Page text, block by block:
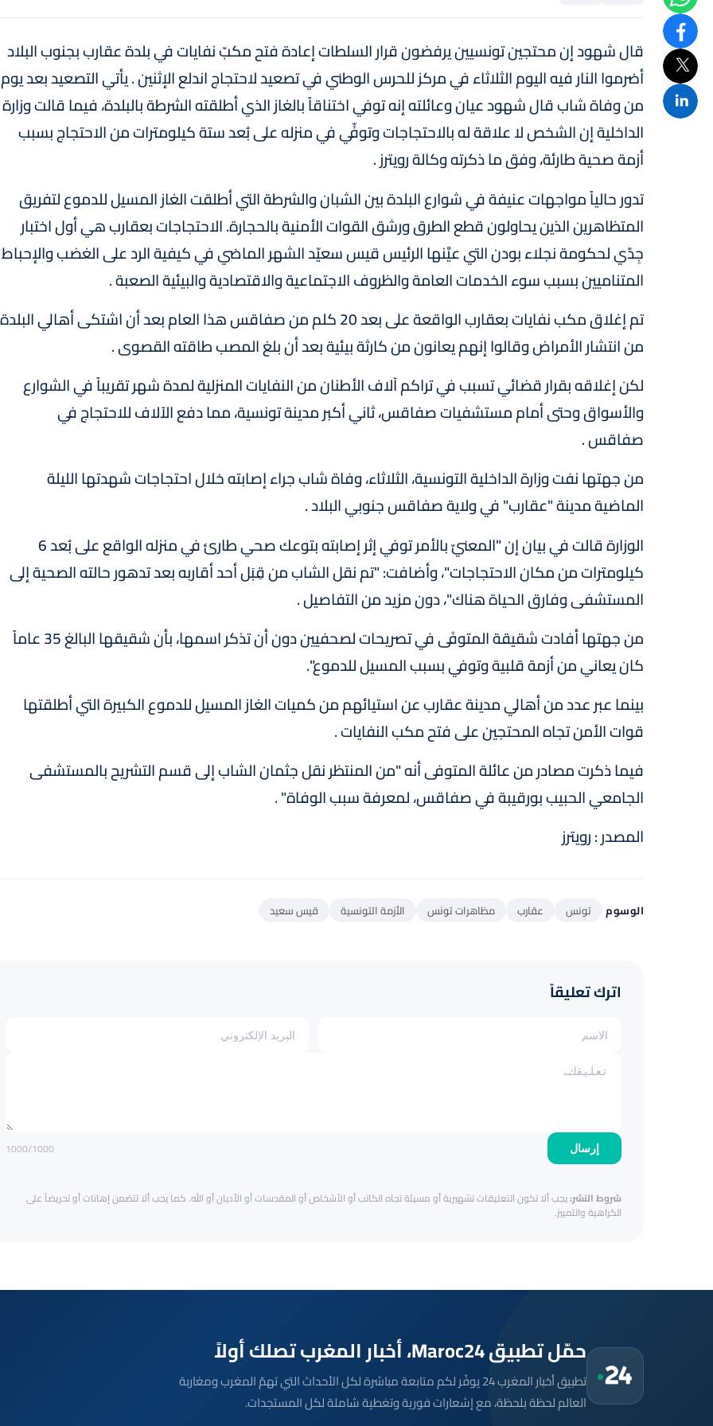
قال شهود إن محتجين تونسيين يرفضون قرار السلطات إعادة فتح مكبّ نفايات في بلدة عقارب بجنوب البلاد
أضرموا النار فيه اليوم الثلاثاء في مركز للحرس الوطني في تصعيد لاحتجاج اندلع الإثنين . يأتي التصعيد بعد يوم
من وفاة شاب قال شهود عيان وعائلته إنه توفي اختناقاً بالغاز الذي أطلقته الشرطة بالبلدة، فيما قالت وزارة
الداخلية إن الشخص لا علاقة له بالاحتجاجات وتوفِّي في منزله على بُعد ستة كيلومترات من الاحتجاج بسبب
أزمة صحية طارئة، وفق ما ذكرته وكالة رويترز .
تدور حالياً مواجهات عنيفة في شوارع البلدة بين الشبان والشرطة التي أطلقت الغاز المسيل للدموع لتفريق
المتظاهرين الذين يحاولون قطع الطرق ورشق القوات الأمنية بالحجارة. الاحتجاجات بعقارب هي أول اختبار
جِدّي لحكومة نجلاء بودن التي عيَّنها الرئيس قيس سعيّد الشهر الماضي في كيفية الرد على الغضب والإحباط
المتناميين بسبب سوء الخدمات العامة والظروف الاجتماعية والاقتصادية والبيئية الصعبة .
تم إغلاق مكب نفايات بعقارب الواقعة على بعد 20 كلم من صفاقس هذا العام بعد أن اشتكى أهالي البلدة
من انتشار الأمراض وقالوا إنهم يعانون من كارثة بيئية بعد أن بلغ المصب طاقته القصوى .
لكن إغلاقه بقرار قضائي تسبب في تراكم آلاف الأطنان من النفايات المنزلية لمدة شهر تقريباً في الشوارع
والأسواق وحتى أمام مستشفيات صفاقس، ثاني أكبر مدينة تونسية، مما دفع الآلاف للاحتجاج في
صفاقس .
من جهتها نفت وزارة الداخلية التونسية، الثلاثاء، وفاة شاب جراء إصابته خلال احتجاجات شهدتها الليلة
الماضية مدينة "عقارب" في ولاية صفاقس جنوبي البلاد .
الوزارة قالت في بيان إن "المعنيّ بالأمر توفي إثر إصابته بتوعك صحي طارئ في منزله الواقع على بُعد 6
كيلومترات من مكان الاحتجاجات"، وأضافت: "تم نقل الشاب من قِبَل أحد أقاربه بعد تدهور حالته الصحية إلى
المستشفى وفارق الحياة هناك"، دون مزيد من التفاصيل .
من جهتها أفادت شقيقة المتوفَى في تصريحات لصحفيين دون أن تذكر اسمها، بأن شقيقها البالغ 35 عاماً
كان يعاني من أزمة قلبية وتوفي بسبب المسيل للدموع".
بينما عبر عدد من أهالي مدينة عقارب عن استيائهم من كميات الغاز المسيل للدموع الكبيرة التي أطلقتها
قوات الأمن تجاه المحتجين على فتح مكب النفايات .
فيما ذكرت مصادر من عائلة المتوفى أنه "من المنتظر نقل جثمان الشاب إلى قسم التشريح بالمستشفى
الجامعي الحبيب بورقيبة في صفاقس، لمعرفة سبب الوفاة" .
المصدر : رويترز
الوسوم تونس عقارب مظاهرات تونس الأزمة التونسية قيس سعيد
اترك تعليقاً
إرسال 1000/1000
شروط النشر:يجب ألا تكون التعليقات تشهيرية أو مسيئة تجاه الكاتب أو الأشخاص أو المقدسات أو الأديان أو الله. كما يجب ألا تتضمن إهانات أو تحريضاً على
الكراهية والتمييز.
حمّل تطبيق Maroc24، أخبار المغرب تصلك أولاً
تطبيق أخبار المغرب 24 يوفّر لكم متابعة مباشرة لكل الأحداث التي تهمّ المغرب ومغاربة
العالم لحظة بلحظة، مع إشعارات فورية وتغطية شاملة لكل المستجدات.